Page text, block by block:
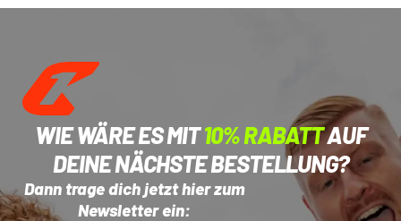
WIE WÄRE ES MIT10% RABATTAUF
DEINE NÄCHSTE BESTELLUNG?
Dann trage dich jetzt hier zum
Newsletter ein: